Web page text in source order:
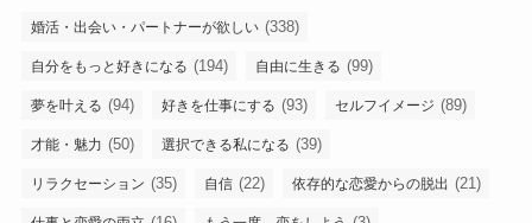
婚活・出会い・パートナーが欲しい (338)
自分をもっと好きになる (194) 自由に生きる (99)
夢を叶える (94) 好きを仕事にする (93) セルフイメージ (89)
才能・魅力 (50) 選択できる私になる (39)
リラクセーション (35) 自信 (22) 依存的な恋愛からの脱出 (21)